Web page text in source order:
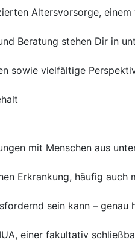
Altersvorsorge,
Beratung stehen Dir in
sowie vielfältige
mit Menschen aus
Erkrankung, häufig
sein kann –
einer fakultativ